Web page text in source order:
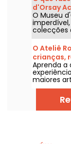
podem
jardim.
d'Orsay
para
O Museu
colecções
outrora
que está
Vejamos
com os
O Ateliê
crianças,
Museu
Aprenda
maiores
de
as portas
os
escultura.